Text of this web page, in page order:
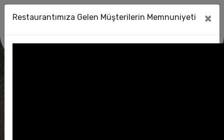
Restaurantımıza Gelen Müşterilerin Memnuniyeti ×